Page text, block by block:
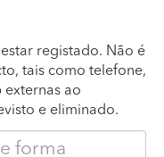
registado. Não é
tais como telefone,
externas ao
e eliminado.